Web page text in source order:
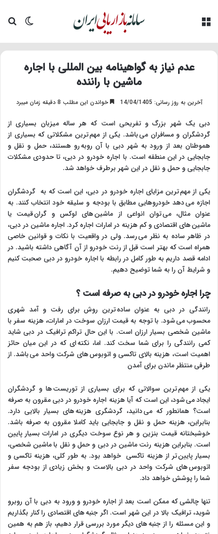
تغییر
عدم نیاز به گواهینامه بین المللی با اجاره
ماشین با راننده
آخرین به روز رسانی: 14/04/1405 خواندن این مطلب 8 دقیقه زمان میبرد
دبی یک شهر بزرگ و تفریحی است که هر ساله میزبان بسیاری از
گردشگران و مسافران می باشد. یکی از مهم ترین مشکلاتی که بسیاری از
هموطنان بعد از ورود به شهر دبی با آن روبه رو هستند، حمل و نقل و
جابجایی در این منطقه است. با اجاره خودرو در دبی، تا حدودی مشکلات
جابجایی و حمل و نقل در این شهر برطرف خواهد شد.
یکی از مهم ترین مزایای اجاره خودرو در دبی، این است که به گردشگران
اجازه می دهد خودروهایی مطابق با بودجه و سلیقه خود انتخاب کنند. به
عنوان مثال، می توان انواعی از ماشین های لوکس و گران قیمت یا
ماشین های اقتصادی و کم هزینه در امارات اجاره کرد. اجاره ماشین در دبی،
در ظاهر ساده به نظر می رسد. ولی در واقعیت با نکات و قوانین خاصی
همراه است که بهتر است قبل از رنت خودرو از آن آگاهی داشته باشید. در
ادامه قصد داریم به طور کامل در رابطه با اجاره خودرو در دبی صحبت کنیم
و شرایط آن را به شما توضیح دهیم.
چرا اجاره خودرو در دبی به صرفه است ؟
رانندگی در دبی به عنوان ساده ترین روش برای رفت و آمد شهری
محسوب می شود. با توجه به قیمت ارزان سوخت در امارات، هزینه سفر با
ماشین شخصی بسیار ارزان است. با این حال تراکم ترافیک در دبی شاید
کمی رانندگی را برای شما سخت کند. اما، نکته ای که در این میان حائز
اهمیت است، هزینه بالای تاکسی و اتوبوس های شرکت واحد می باشد. از
طرفی منتظر ماندن برای آمدن
یکی از مهم ترین سوالاتی که برای بسیاری از توریست ها و گردشگران
ایجاد می شود، این است که آیا هزینه اجاره خودرو در دبی مقرون به صرفه
است؟ همانطور که می دانید، گردشگری هزینه های بسیار بالایی دارد.
بنابراین، هزینه حمل و نقل و جابجایی باید کاملا مقرون به صرفه باشد.
خوشبختانه قیمت بنزین و هر نوع سوخت دیگری در امارات بسیار پایین
است. بنابراین هزینه رنت ماشین در دبی و حمل و نقل با ماشین شخصی،
بسیار پایین تر از هزینه تاکسی خواهد بود. به طور کلی، هزینه تاکسی و
اتوبوس های شرکت واحد در دبی بالاست و بخش زیادی از بودجه سفر
شما را پوشش خواهد داد.
تنها چالشی که ممکن است بعد از اجاره خودرو و ورود به دبی با آن روبرو
شوید، ترافیک بالا در این شهر است. اگر جنبه های اقتصادی را کنار بگذاریم
و این مسئله را از جنبه های دیگر مورد بررسی قرار دهیم، باز هم به همین